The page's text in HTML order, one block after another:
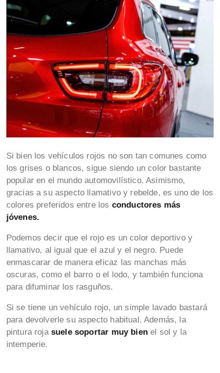
Si bien los vehículos rojos no son tan comunes como
los grises o blancos, sigue siendo un color bastante
popular en el mundo automovilístico. Asimismo,
gracias a su aspecto llamativo y rebelde, es uno de los
colores preferidos entre los conductores más
jóvenes.
Podemos decir que el rojo es un color deportivo y
llamativo, al igual que el azul y el negro. Puede
enmascarar de manera eficaz las manchas más
oscuras, como el barro o el lodo, y también funciona
para difuminar los rasguños.
Si se tiene un vehículo rojo, un simple lavado bastará
para devolverle su aspecto habitual. Además, la
pintura rojasuele soportar muy bienel sol y la
intemperie.